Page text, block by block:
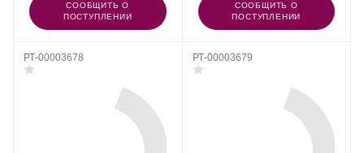
СООБЩИТЬ О
ПОСТУПЛЕНИИ
СООБЩИТЬ О
ПОСТУПЛЕНИИ
РТ-00003678 РТ-00003679